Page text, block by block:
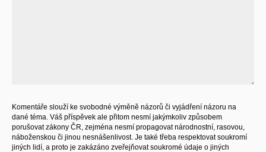
Komentáře slouží ke svobodné výměně názorů či vyjádření názoru na
dané téma. Váš příspěvek ale přitom nesmí jakýmkoliv způsobem
porušovat zákony ČR, zejména nesmí propagovat národnostní, rasovou,
náboženskou či jinou nesnášenlivost. Je také třeba respektovat soukromí
jiných lidí, a proto je zakázáno zveřejňovat soukromé údaje o jiných